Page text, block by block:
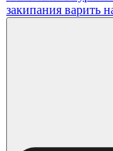
закипания варить